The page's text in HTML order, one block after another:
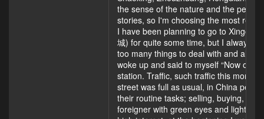
the sense of the nature and the
stories, so I'm choosing the most
I have been planning to go to
城) for quite some time, but I always
too many things to deal with and
woke up and said to myself “Now or
station. Traffic, such traffic this
street was full as usual, in China
their routine tasks; selling, buying,
foreigner with green eyes and light